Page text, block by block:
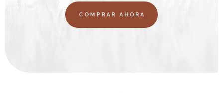
COMPRAR AHORA